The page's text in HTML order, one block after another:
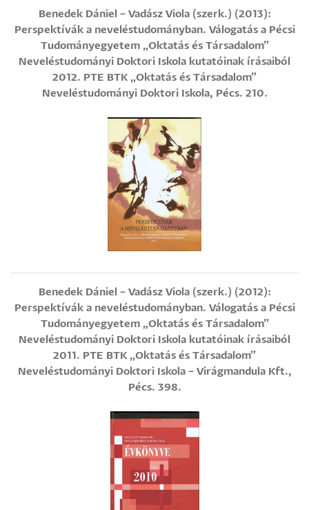
Benedek Dániel – Vadász Viola (szerk.) (2013):
Perspektívák a neveléstudományban. Válogatás a Pécsi
Tudományegyetem „Oktatás és Társadalom”
Neveléstudományi Doktori Iskola kutatóinak írásaiból
2012. PTE BTK „Oktatás és Társadalom”
Neveléstudományi Doktori Iskola, Pécs. 210.
Benedek Dániel – Vadász Viola (szerk.) (2012):
Perspektívák a neveléstudományban. Válogatás a Pécsi
Tudományegyetem „Oktatás és Társadalom”
Neveléstudományi Doktori Iskola kutatóinak írásaiból
2011. PTE BTK „Oktatás és Társadalom”
Neveléstudományi Doktori Iskola – Virágmandula Kft.,
Pécs. 398.